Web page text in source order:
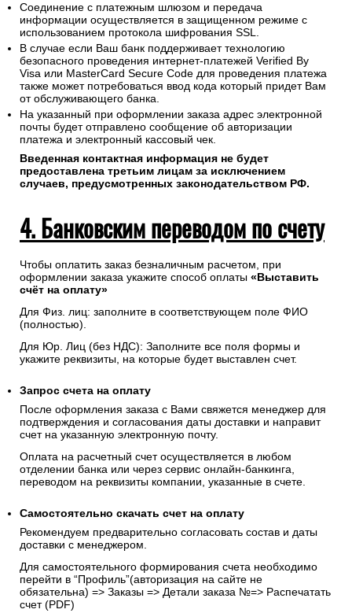
Соединение с платежным шлюзом и передача
информации осуществляется в защищенном режиме с
использованием протокола шифрования SSL.
В случае если Ваш банк поддерживает технологию
безопасного проведения интернет-платежей Verified By
Visa или MasterCard Secure Code для проведения платежа
также может потребоваться ввод кода который придет Вам
от обслуживающего банка.
На указанный при оформлении заказа адрес электронной
почты будет отправлено сообщение об авторизации
платежа и электронный кассовый чек.
Введенная контактная информация не будет
предоставлена третьим лицам за исключением
случаев, предусмотренных законодательством РФ.
4. Банковским переводом по счету
Чтобы оплатить заказ безналичным расчетом, при
оформлении заказа укажите способ оплаты «Выставить
счёт на оплату»
Для Физ. лиц: заполните в соответствующем поле ФИО
(полностью).
Для Юр. Лиц (без НДС): Заполните все поля формы и
укажите реквизиты, на которые будет выставлен счет.
Запрос счета на оплату
После оформления заказа с Вами свяжется менеджер для
подтверждения и согласования даты доставки и направит
счет на указанную электронную почту.
Оплата на расчетный счет осуществляется в любом
отделении банка или через сервис онлайн-банкинга,
переводом на реквизиты компании, указанные в счете.
Самостоятельно скачать счет на оплату
Рекомендуем предварительно согласовать состав и даты
доставки с менеджером.
Для самостоятельного формирования счета необходимо
перейти в “Профиль”(авторизация на сайте не
обязательна) => Заказы => Детали заказа №=> Распечатать
счет (PDF)